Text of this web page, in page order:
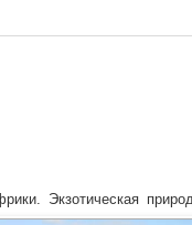
Экзотическая